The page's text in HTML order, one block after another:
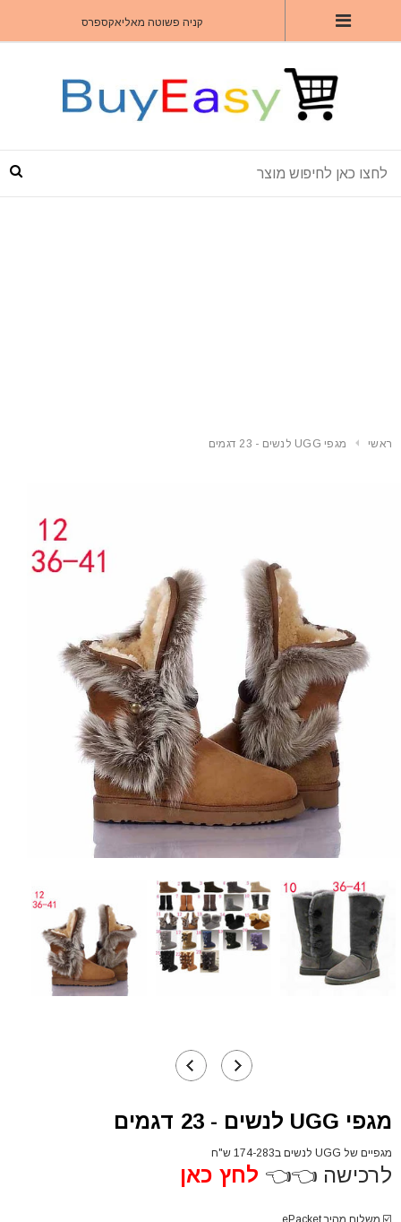
קניה פשוטה מאליאקספרס
ראשי מגפי UGG לנשים - 23 דגמים
מגפי UGG לנשים - 23 דגמים
מגפיים של UGG לנשים ב174-283 ש"ח
לרכישה 👈👈 לחץ כאן